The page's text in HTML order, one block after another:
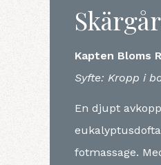
Kapten Bloms
Syfte: Kropp i
En djupt
fotmassage.